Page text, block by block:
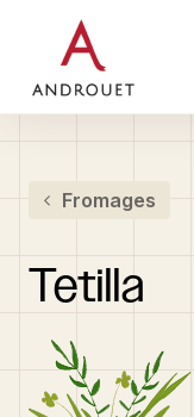
Rechercher un
Fromages
Tetilla